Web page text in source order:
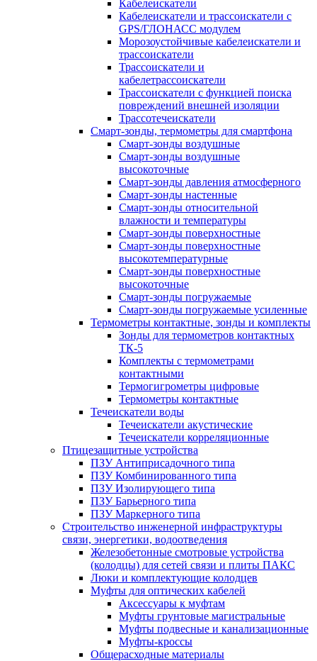
Кабелеискатели
Кабелеискатели и трассоискатели с
GPS/ГЛОНАСС модулем
Морозоустойчивые кабелеискатели и
трассоискатели
Трассоискатели и
кабелетрассоискатели
Трассоискатели с функцией поиска
повреждений внешней изоляции
Трассотечеискатели
Смарт-зонды, термометры для смартфона
Смарт-зонды воздушные
Смарт-зонды воздушные
высокоточные
Смарт-зонды давления атмосферного
Смарт-зонды настенные
Смарт-зонды относительной
влажности и температуры
Смарт-зонды поверхностные
Смарт-зонды поверхностные
высокотемпературные
Смарт-зонды поверхностные
высокоточные
Смарт-зонды погружаемые
Смарт-зонды погружаемые усиленные
Термометры контактные, зонды и комплекты
Зонды для термометров контактных
ТК-5
Комплекты с термометрами
контактными
Термогигрометры цифровые
Термометры контактные
Течеискатели воды
Течеискатели акустические
Течеискатели корреляционные
Птицезащитные устройства
ПЗУ Антиприсадочного типа
ПЗУ Комбинированного типа
ПЗУ Изолирующего типа
ПЗУ Барьерного типа
ПЗУ Маркерного типа
Строительство инженерной инфраструктуры
связи, энергетики, водоотведения
Железобетонные смотровые устройства
(колодцы) для сетей связи и плиты ПАКС
Люки и комплектующие колодцев
Муфты для оптических кабелей
Аксессуары к муфтам
Муфты грунтовые магистральные
Муфты подвесные и канализационные
Муфты-кроссы
Общерасходные материалы